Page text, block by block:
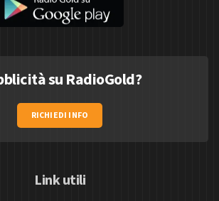
su RadioGold?
RICHIEDI INFO
Link utili